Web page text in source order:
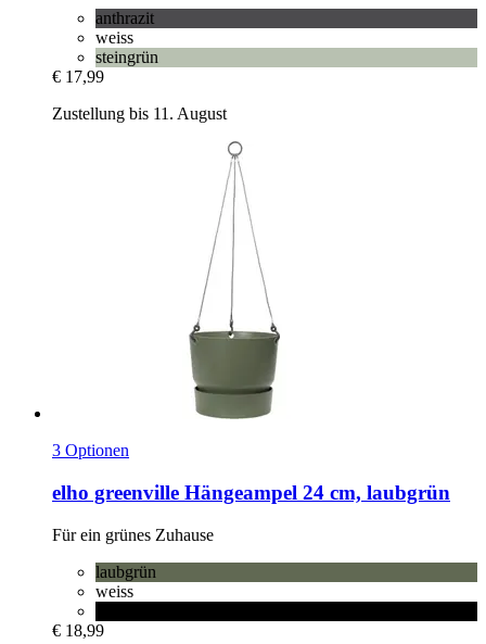
anthrazit
weiss
steingrün
€ 17,99
Zustellung bis 11. August
3 Optionen
elho greenville Hängeampel 24 cm, laubgrün
Für ein grünes Zuhause
laubgrün
weiss
€ 18,99